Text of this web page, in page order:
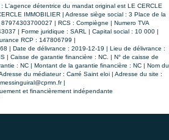
L'agence détentrice du mandat original est LE CERCLE
IMMOBILIER | Adresse siège social : 3 Place de la
| RCS : Compiègne | Numero TVA
| Forme juridique : SARL | Capital social : 10 000 |
RCP : 147806799 |
| Date de délivrance : 2019-12-19 | Lieu de délivrance :
| Caisse de garantie financière : NC. | N° de caisse de
: NC | Montant de la garantie financière : NC | Nom du
du médiateur : Carré Saint eloi | Adresse du site :
messinguiral@cpmn.fr|
et financièrement indépendante